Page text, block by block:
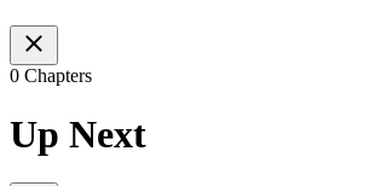
0 Chapters
Up Next